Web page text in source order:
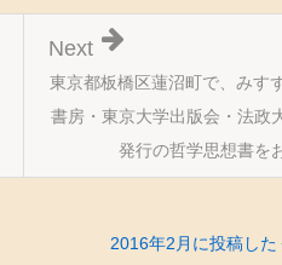
東京都板橋区蓮沼町で、みす
書房・東京大学出版会・法政
発行の哲学思想書を
Next
2016年2月に投稿し